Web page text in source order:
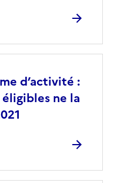
d’activité :
ne la